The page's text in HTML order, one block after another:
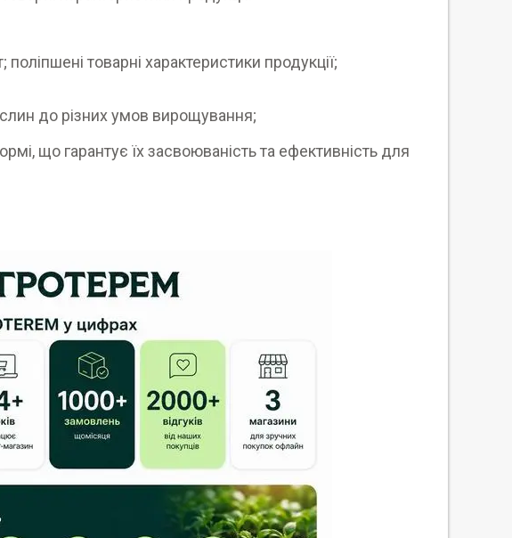
поліпшені товарні характеристики продукції;
до різних умов вирощування;
що гарантує їх засвоюваність та ефективність для